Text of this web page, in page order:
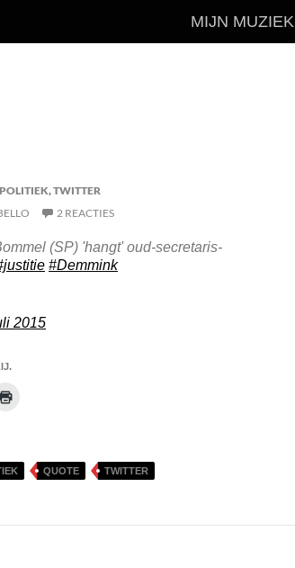
MIJN MUZIEK
POLITIEK,TWITTER
2 REACTIES
(SP) 'hangt' oud-secretaris-
#Demmink
2015
QUOTE TWITTER